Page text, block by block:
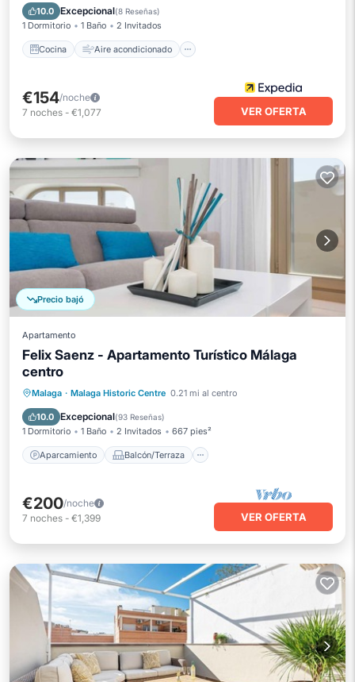
10.0 Excepcional(8 Reseñas)
1 Dormitorio 1 Baño 2 Invitados
Cocina Aire acondicionado
Apto para niños
€154/noche
7 noches - €1,077 VER OFERTA
Precio bajó
Apartamento
Felix Saenz - Apartamento Turístico Málaga
centro
Malaga · Malaga Historic Centre 0.21 mi al centro
10.0 Excepcional(93 Reseñas)
1 Dormitorio 1 Baño 2 Invitados 667 pies²
Aparcamiento Balcón/Terraza
Aparcamiento
Balcón/Terraza
Cocina
Aire acondicionado
€200/noche
7 noches - €1,399 VER OFERTA